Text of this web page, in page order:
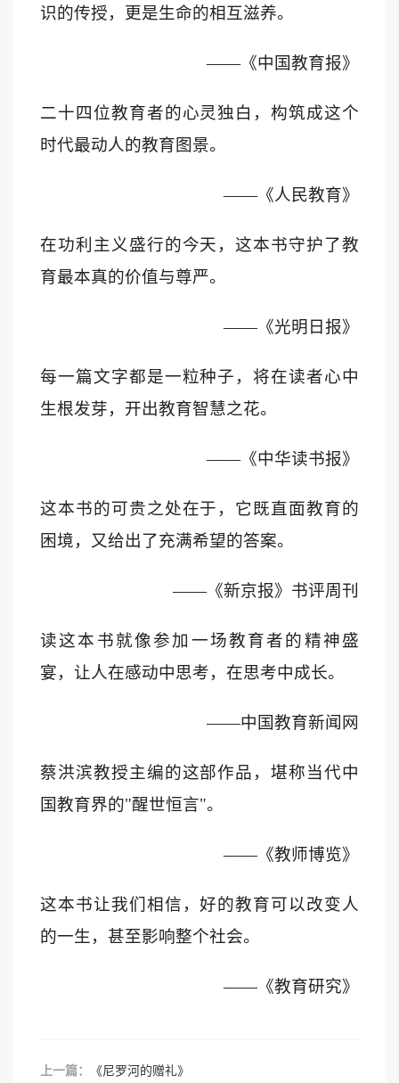
识的传授，更是生命的相互滋养。
——《中国教育报》
二十四位教育者的心灵独白，构筑成这个
时代最动人的教育图景。
——《人民教育》
在功利主义盛行的今天，这本书守护了教
育最本真的价值与尊严。
——《光明日报》
每一篇文字都是一粒种子，将在读者心中
生根发芽，开出教育智慧之花。
——《中华读书报》
这本书的可贵之处在于，它既直面教育的
困境，又给出了充满希望的答案。
——《新京报》书评周刊
读这本书就像参加一场教育者的精神盛
宴，让人在感动中思考，在思考中成长。
——中国教育新闻网
蔡洪滨教授主编的这部作品，堪称当代中
国教育界的"醒世恒言"。
——《教师博览》
这本书让我们相信，好的教育可以改变人
的一生，甚至影响整个社会。
——《教育研究》
上一篇： 《尼罗河的赠礼》